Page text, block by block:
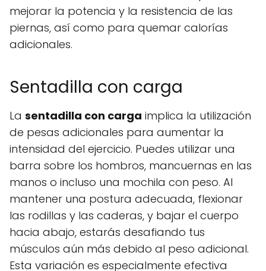
mejorar la potencia y la resistencia de las
piernas, así como para quemar calorías
adicionales.
Sentadilla con carga
La sentadilla con carga implica la utilización
de pesas adicionales para aumentar la
intensidad del ejercicio. Puedes utilizar una
barra sobre los hombros, mancuernas en las
manos o incluso una mochila con peso. Al
mantener una postura adecuada, flexionar
las rodillas y las caderas, y bajar el cuerpo
hacia abajo, estarás desafiando tus
músculos aún más debido al peso adicional.
Esta variación es especialmente efectiva